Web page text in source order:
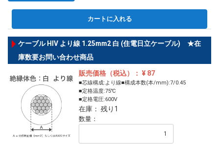
カートに入れる
ケーブル HIV より線 1.25mm2 白 (住電日立ケーブル) ★在
庫数要お問い合わせ商品
販売価格（税込）： ¥ 87
■芯線構成:より線■構成本数(本/mm):7/0.45
■定格温度:75℃
■定格電圧:600V
在庫： 残り1
数量：